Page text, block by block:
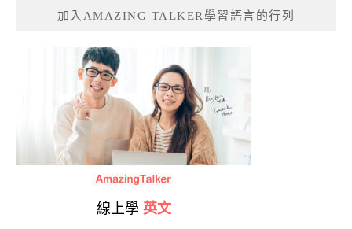
加入AMAZING TALKER學習語言的行列
線上學 英文